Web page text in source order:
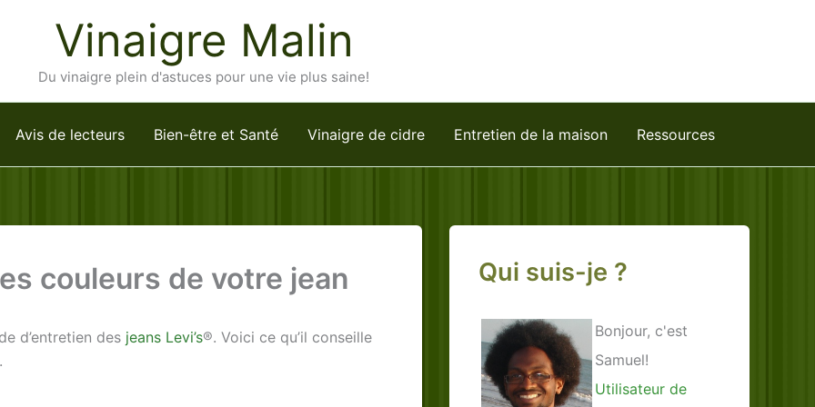
Vinaigre Malin
Du vinaigre plein d'astuces pour une vie plus saine!
Avis de lecteurs Bien-être et Santé Vinaigre de cidre Entretien de la maison Ressources
couleurs de votre jean
d’entretien des jeans Levi’s®. Voici ce qu’il conseille
Qui suis-je ?
Bonjour, c'est
Samuel!
Utilisateur de